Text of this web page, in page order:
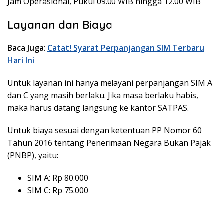
Layanan dan Biaya
Baca Juga: Catat! Syarat Perpanjangan SIM Terbaru
Hari Ini
Untuk layanan ini hanya melayani perpanjangan SIM A
dan C yang masih berlaku. Jika masa berlaku habis,
maka harus datang langsung ke kantor SATPAS.
Untuk biaya sesuai dengan ketentuan PP Nomor 60
Tahun 2016 tentang Penerimaan Negara Bukan Pajak
(PNBP), yaitu:
SIM A: Rp 80.000
SIM C: Rp 75.000